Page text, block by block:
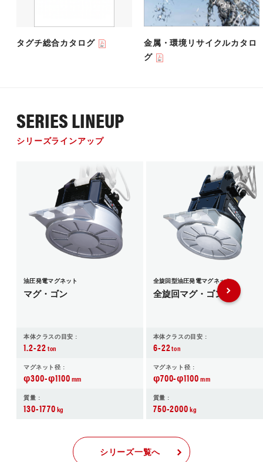
タグチ総合カタログ
金属・環境リサイクルカタロ
グ
SERIES LINEUP
シリーズラインアップ
油圧発電マグネット
マグ・ゴン
本体クラスの目安 :
1.2-22ton
マグネット径 :
φ300-φ1100mm
質量 :
130-1770kg
全旋回型油圧発電マグネット
全旋回マグ・ゴン
本体クラスの目安 :
6-22ton
マグネット径 :
φ700-φ1100mm
質量 :
750-2000kg
シリーズ一覧へ